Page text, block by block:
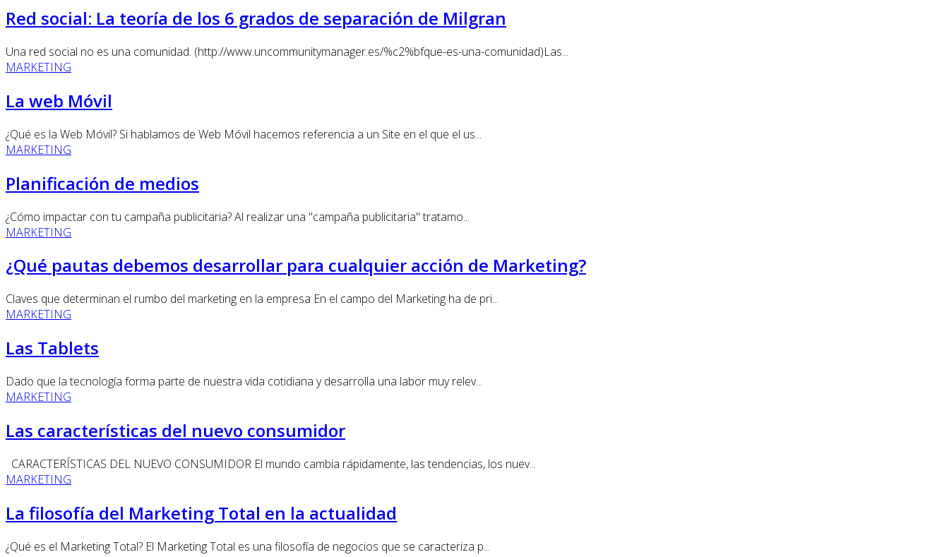
Red social: La teoría de los 6 grados de separación de Milgran
Una red social no es una comunidad. (http://www.uncommunitymanager.es/%c2%bfque-es-una-comunidad)Las...
MARKETING
La web Móvil
¿Qué es la Web Móvil? Si hablamos de Web Móvil hacemos referencia a un Site en el que el us...
MARKETING
Planificación de medios
¿Cómo impactar con tu campaña publicitaria? Al realizar una "campaña publicitaria" tratamo...
MARKETING
¿Qué pautas debemos desarrollar para cualquier acción de Marketing?
Claves que determinan el rumbo del marketing en la empresa En el campo del Marketing ha de pri...
MARKETING
Las Tablets
Dado que la tecnología forma parte de nuestra vida cotidiana y desarrolla una labor muy relev...
MARKETING
Las características del nuevo consumidor
CARACTERÍSTICAS DEL NUEVO CONSUMIDOR El mundo cambia rápidamente, las tendencias, los nuev...
MARKETING
La filosofía del Marketing Total en la actualidad
¿Qué es el Marketing Total? El Marketing Total es una filosofía de negocios que se caracteriza p...